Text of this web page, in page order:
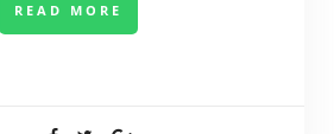
READ MORE